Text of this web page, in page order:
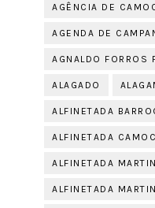
AGÊNCIA DE
AGENDA DE
AGNALDO FORROS
ALAGADO
ALFINETADA
ALFINETADA
ALFINETADA
ALFINETADA